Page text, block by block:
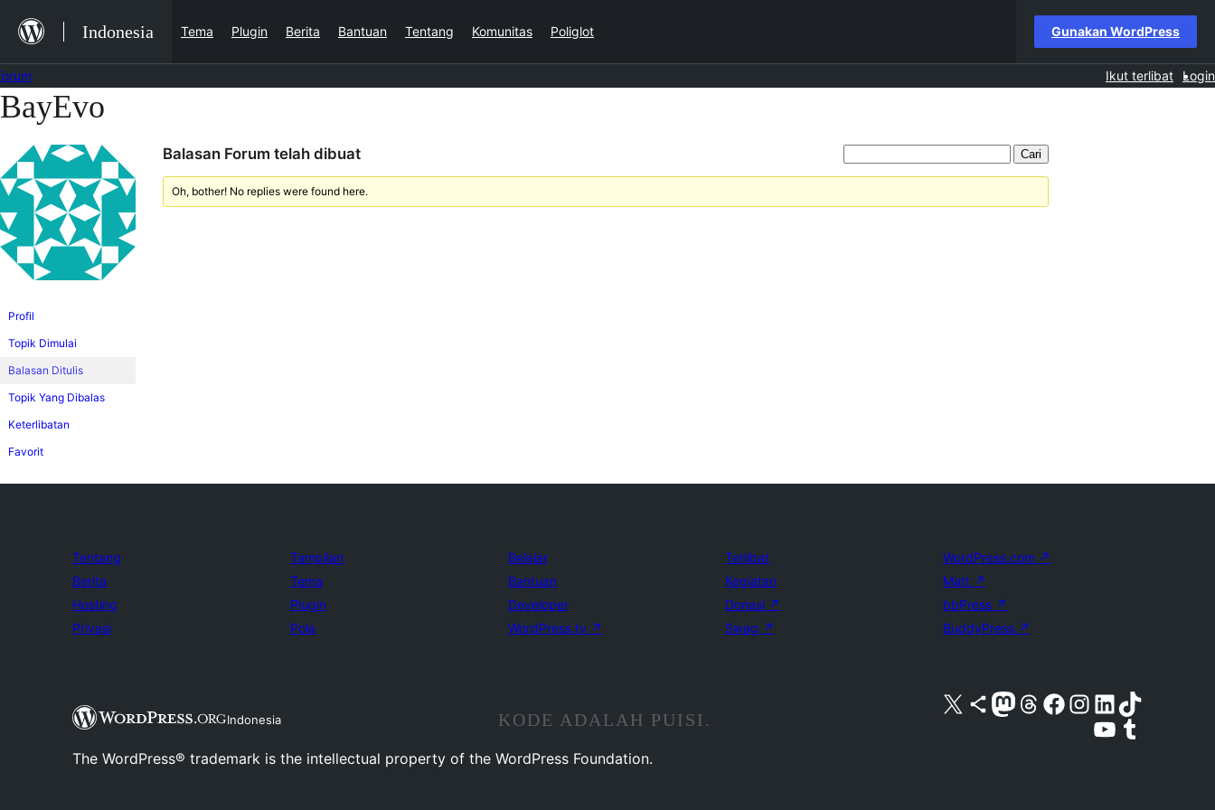
konten
Indonesia Tema Plugin Berita Bantuan Tentang Komunitas Poliglot Gunakan WordPress
Ikut terlibat Login
Lewati
konten
BayEvo
Profil
Topik Dimulai
Balasan Ditulis
Topik Yang Dibalas
Keterlibatan
Favorit
Balasan Forum telah dibuat
Oh, bother! No replies were found here.
Tentang
Berita
Hosting
Privasi
Tampilan
Tema
Plugin
Pola
Belajar
Bantuan
Developer
WordPress.tv ↗
Terlibat
Kegiatan
Donasi ↗
Swag ↗
WordPress.com ↗
Matt ↗
bbPress ↗
BuddyPress ↗
Indonesia
Kunjungi akun X (sebelumnya Twitter) kamiVisit our Bluesky account
Kunjungi akun Mastodon kamiVisit our Threads account
Kunjungi halaman Facebook kamiKunjungi akun Instagram kamiKunjungi akun LinkedIn kamiVisit our TikTok account
Kunjungi channel YouTube kamiVisit our Tumblr account
KODE ADALAH PUISI.
The WordPress® trademark is the intellectual property of the WordPress Foundation.